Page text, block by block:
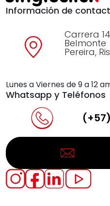
Información de
Carrera
Belmonte
Pereira,
Lunes a Viernes de 9 a 12
Whatsapp y Teléfonos